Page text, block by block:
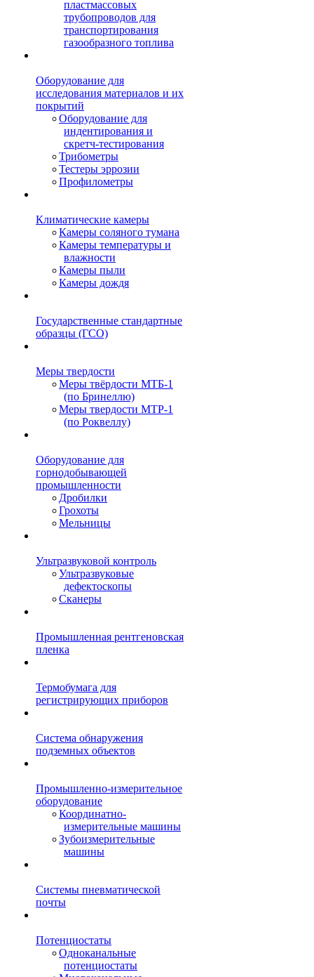
пластмассовых
трубопроводов для
транспортирования
газообразного топлива
Оборудование для
исследования материалов и их
покрытий
Оборудование для
индентирования и
скретч-тестирования
Трибометры
Тестеры эррозии
Профилометры
Климатические камеры
Камеры соляного тумана
Камеры температуры и
влажности
Камеры пыли
Камеры дождя
Государственные стандартные
образцы (ГСО)
Меры твердости
Меры твёрдости МТБ-1
(по Бринеллю)
Меры твердости МТР-1
(по Роквеллу)
Оборудование для
горнодобывающей
промышленности
Дробилки
Грохоты
Мельницы
Ультразвуковой контроль
Ультразвуковые
дефектоскопы
Сканеры
Промышленная рентгеновская
пленка
Термобумага для
регистрирующих приборов
Система обнаружения
подземных объектов
Промышленно-измерительное
оборудование
Координатно-
измерительные машины
Зубоизмерительные
машины
Системы пневматической
почты
Потенциостаты
Одноканальные
потенциостаты